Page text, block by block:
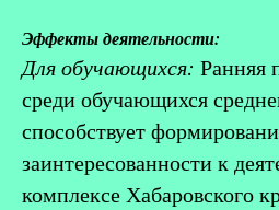
Эффекты деятельности:
Для обучающихся: Ранняя
среди обучающихся
способствует
заинтересованности к
комплексе Хабаровского